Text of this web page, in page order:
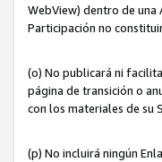
WebView) dentro de una
Participación no
(o) No publicará ni
página de transición o
con los materiales de su
(p) No incluirá ningún